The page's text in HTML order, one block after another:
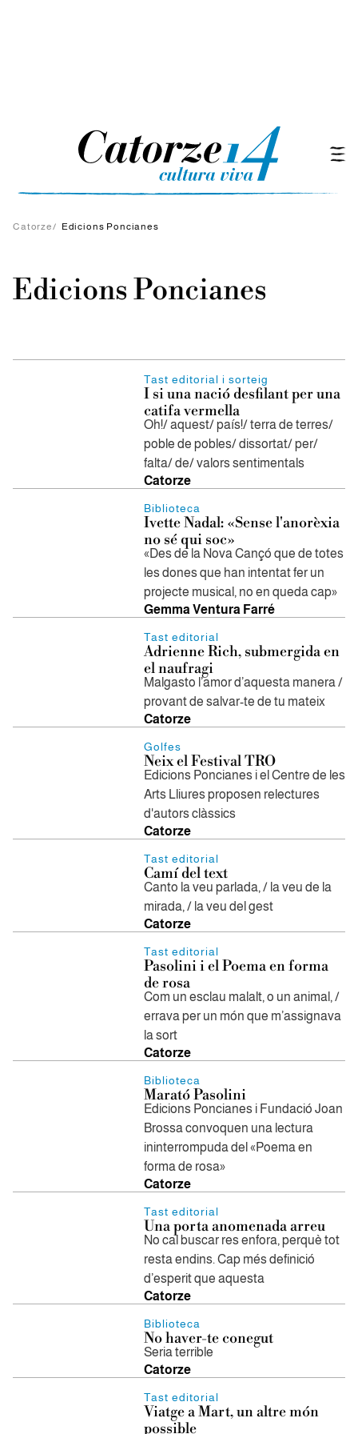
Catorze/ Edicions Poncianes
Edicions Poncianes
Tast editorial i sorteig
I si una nació desfilant per una
catifa vermella
Oh!/ aquest/ país!/ terra de terres/
poble de pobles/ dissortat/ per/
falta/ de/ valors sentimentals
Catorze
Biblioteca
Ivette Nadal: «Sense l'anorèxia
no sé qui soc»
«Des de la Nova Cançó que de totes
les dones que han intentat fer un
projecte musical, no en queda cap»
Gemma Ventura Farré
Tast editorial
Adrienne Rich, submergida en
el naufragi
Malgasto l’amor d’aquesta manera /
provant de salvar-te de tu mateix
Catorze
Golfes
Neix el Festival TRO
Edicions Poncianes i el Centre de les
Arts Lliures proposen relectures
d'autors clàssics
Catorze
Tast editorial
Camí del text
Canto la veu parlada, / la veu de la
mirada, / la veu del gest
Catorze
Tast editorial
Pasolini i el Poema en forma
de rosa
Com un esclau malalt, o un animal, /
errava per un món que m’assignava
la sort
Catorze
Biblioteca
Marató Pasolini
Edicions Poncianes i Fundació Joan
Brossa convoquen una lectura
ininterrompuda del «Poema en
forma de rosa»
Catorze
Tast editorial
Una porta anomenada arreu
No cal buscar res enfora, perquè tot
resta endins. Cap més definició
d’esperit que aquesta
Catorze
Biblioteca
No haver-te conegut
Seria terrible
Catorze
Tast editorial
Viatge a Mart, un altre món
possible